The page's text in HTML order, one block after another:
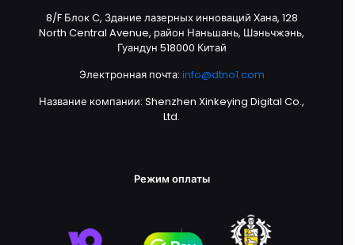
8/F Блок C, Здание лазерных инноваций Хана, 128
North Central Avenue, район Наньшань, Шэньчжэнь,
Гуандун 518000 Китай
Электронная почта: info@dtno1.com
Название компании: Shenzhen Xinkeying Digital Co.,
Ltd.
Режим оплаты